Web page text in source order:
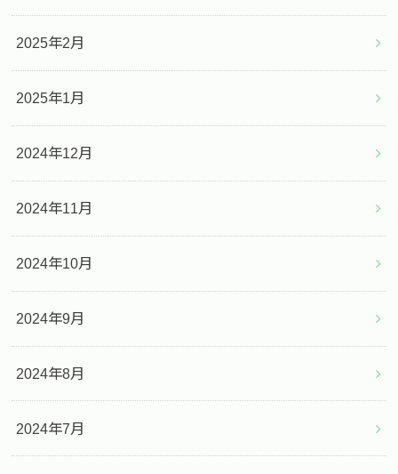
2025年2月
2025年1月
2024年12月
2024年11月
2024年10月
2024年9月
2024年8月
2024年7月